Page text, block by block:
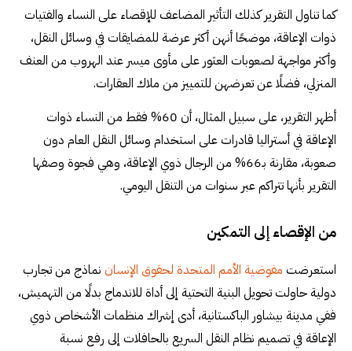
كما تناول التقرير كذلك التأثير المضاعف للإقصاء على النساء والفتيات
ذوات الإعاقة، موضحًا أنهن أكثر عرضة للمضايقات في وسائل النقل،
وأكثر مواجهة لصعوبات العثور على مأوى ميسر عند الهروب من العنف
المنزلي، فضلًا عن تعرضهن للتمييز من ملاك العقارات.
أظهر التقرير، على سبيل المثال، أن 60% فقط من النساء ذوات
الإعاقة في أستراليا قادرات على استخدام وسائل النقل العام دون
صعوبة، مقارنة بـ66% من الرجال ذوي الإعاقة، وهي فجوة وصفها
التقرير بأنها تتراكم عبر سنوات من التنقل اليومي.
من الإقصاء إلى التمكين
استعرضت مفوضية الأمم المتحدة لحقوق الإنسان نماذج من تجارب
دولية حاولت تحويل البنية التحتية إلى أداة للاندماج بدلًا من التهميش،
ففي مدينة بيشاور الباكستانية، أدى إشراك منظمات الأشخاص ذوي
الإعاقة في تصميم نظام النقل السريع بالحافلات إلى رفع نسبة